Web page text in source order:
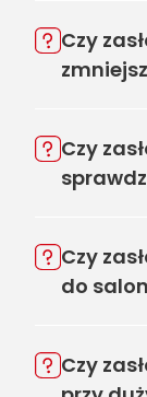
Czy
Czy
Czy
do
Czy